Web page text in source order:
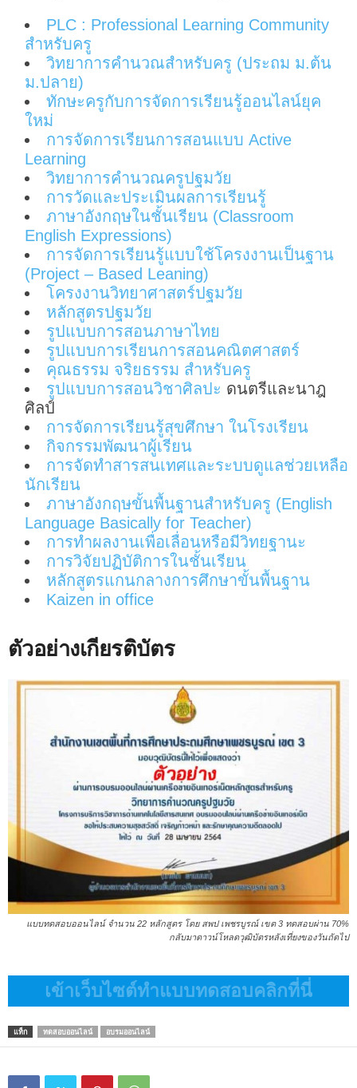
PLC : Professional Learning Community
สำหรับครู
วิทยาการคำนวณสำหรับครู (ประถม ม.ต้น
ม.ปลาย)
ทักษะครูกับการจัดการเรียนรู้ออนไลน์ยุค
ใหม่
การจัดการเรียนการสอนแบบ Active
Learning
วิทยาการคำนวณครูปฐมวัย
การวัดและประเมินผลการเรียนรู้
ภาษาอังกฤษในชั้นเรียน (Classroom
English Expressions)
การจัดการเรียนรู้แบบใช้โครงงานเป็นฐาน
(Project – Based Leaning)
โครงงานวิทยาศาสตร์ปฐมวัย
หลักสูตรปฐมวัย
รูปแบบการสอนภาษาไทย
รูปแบบการเรียนการสอนคณิตศาสตร์
คุณธรรม จริยธรรม สำหรับครู
รูปแบบการสอนวิชาศิลปะ ดนตรีและนาฎ
ศิลป์
การจัดการเรียนรู้สุขศึกษา ในโรงเรียน
กิจกรรมพัฒนาผู้เรียน
การจัดทำสารสนเทศและระบบดูแลช่วยเหลือ
นักเรียน
ภาษาอังกฤษขั้นพื้นฐานสำหรับครู (English
Language Basically for Teacher)
การทำผลงานเพื่อเลื่อนหรือมีวิทยฐานะ
การวิจัยปฏิบัติการในชั้นเรียน
หลักสูตรแกนกลางการศึกษาขั้นพื้นฐาน
Kaizen in office
ตัวอย่างเกียรติบัตร
แบบทดสอบออนไลน์ จำนวน 22 หลักสูตร โดย สพป เพชรบูรณ์ เขต 3 ทดสอบผ่าน 70%
กลับมาดาวน์โหลดวุฒิบัตรหลังเที่ยงของวันถัดไป
เข้าเว็บไซต์ทำแบบทดสอบคลิกที่นี่
แท็ก ทดสอบออนไลน์ อบรมออนไลน์